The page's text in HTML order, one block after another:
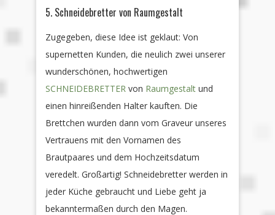
5. Schneidebretter von Raumgestalt
Zugegeben, diese Idee ist geklaut: Von
supernetten Kunden, die neulich zwei unserer
wunderschönen, hochwertigen
SCHNEIDEBRETTER von Raumgestalt und
einen hinreißenden Halter kauften. Die
Brettchen wurden dann vom Graveur unseres
Vertrauens mit den Vornamen des
Brautpaares und dem Hochzeitsdatum
veredelt. Großartig! Schneidebretter werden in
jeder Küche gebraucht und Liebe geht ja
bekanntermaßen durch den Magen.